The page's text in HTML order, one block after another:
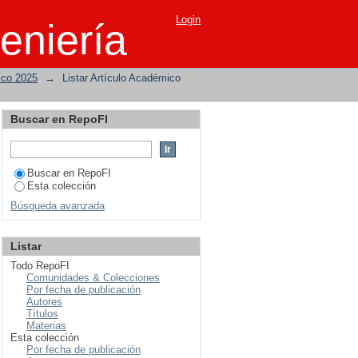
Login
2025 →
Listar Artículo Académico
Buscar en RepoFI
Buscar en RepoFI
Esta colección
Búsqueda avanzada
Listar
Todo RepoFI
Comunidades & Colecciones
Por fecha de publicación
Autores
Títulos
Materias
Esta colección
Por fecha de publicación